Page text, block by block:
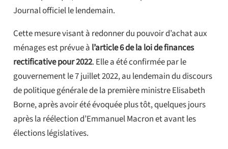
Journal officiel le lendemain.
Cette mesure visant à redonner du pouvoir d’achat aux
ménages est prévue à l’article 6 de la loi de finances
rectificative pour 2022. Elle a été confirmée par le
gouvernement le 7 juillet 2022, au lendemain du discours
de politique générale de la première ministre Elisabeth
Borne, après avoir été évoquée plus tôt, quelques jours
après la réélection d’Emmanuel Macron et avant les
élections législatives.